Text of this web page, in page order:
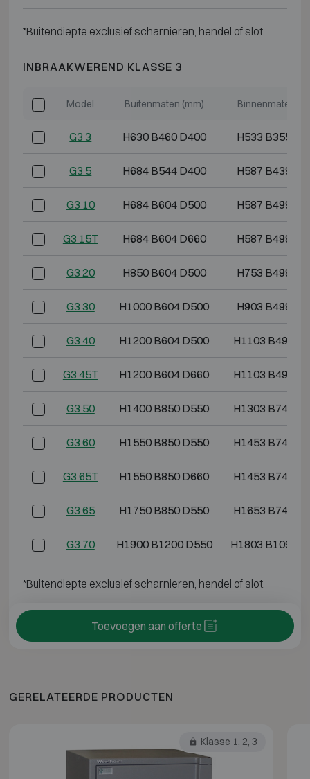
*Buitendiepte exclusief scharnieren, hendel of slot.
INBRAAKWEREND KLASSE 3
Model Buitenmaten (mm) Binnenmaten
G3 3 H630 B460 D400 H533 B355
G3 5 H684 B544 D400 H587 B439
G3 10 H684 B604 D500 H587 B499
G3 15T H684 B604 D660 H587 B499
G3 20 H850 B604 D500 H753 B499
G3 30 H1000 B604 D500 H903 B499
G3 40 H1200 B604 D500 H1103 B499
G3 45T H1200 B604 D660 H1103 B499
G3 50 H1400 B850 D550 H1303 B745
G3 60 H1550 B850 D550 H1453 B745
G3 65T H1550 B850 D660 H1453 B745
G3 65 H1750 B850 D550 H1653 B745
G3 70 H1900 B1200 D550 H1803 B1095
*Buitendiepte exclusief scharnieren, hendel of slot.
Toevoegen aan offerte
GERELATEERDE PRODUCTEN
Klasse 1, 2, 3